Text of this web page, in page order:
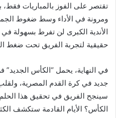
تقتصر على الفوز بالمباريات
ومرونة في الأداء وسط ضغوط
الأندية الكبرى لن تفرط بسهولة
حقيقية لتجربة الفريق تحت ضغط
في النهاية، يحمل “الكأس الجديد”
جديد في كرة القدم المصرية،
سينجح الفريق في تحقيق هذا
الكأس؟ الأيام القادمة ستكشف